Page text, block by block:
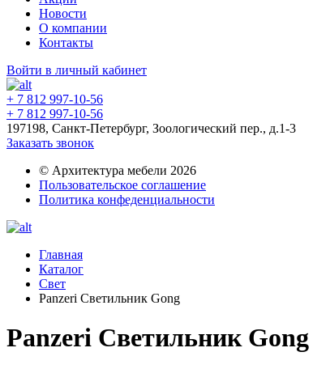
Новости
О компании
Контакты
Войти в личный кабинет
+ 7 812 997-10-56
+ 7 812 997-10-56
197198, Санкт-Петербург, Зоологический пер., д.1-3
Заказать звонок
© Архитектура мебели 2026
Пользовательское соглашение
Политика конфеденциальности
Главная
Каталог
Свет
Panzeri Светильник Gong
Panzeri Светильник Gong